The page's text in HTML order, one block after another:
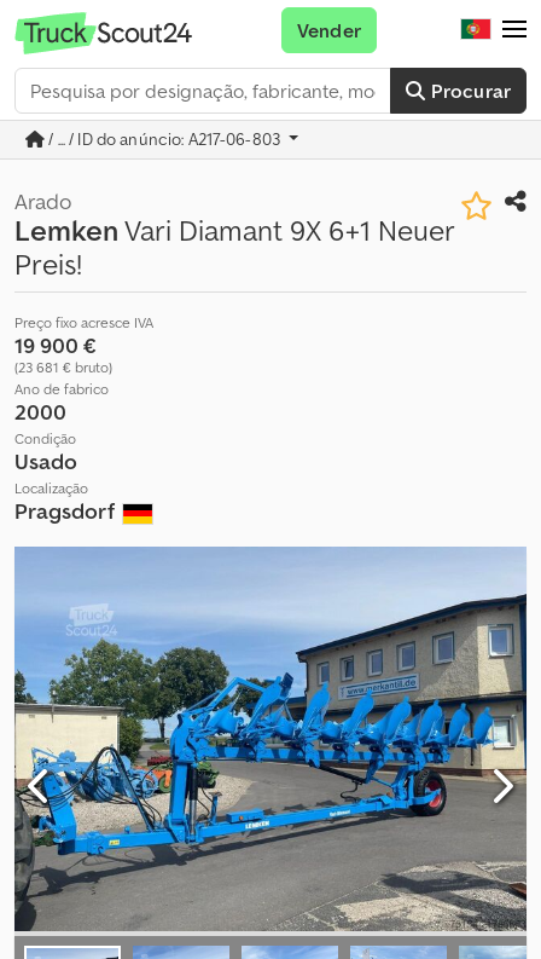
Procurar
Vender
/ ... / ID do anúncio: A217-06-803
Arado
LemkenVari Diamant 9X 6+1 Neuer
Preis!
Preço fixo acresce IVA
19 900 €
(23 681 € bruto)
Ano de fabrico
2000
Condição
Usado
Localização
Pragsdorf